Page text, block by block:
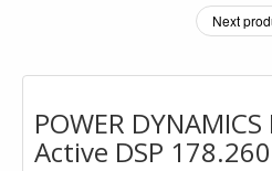
Next
POWER
Active DSP 178.260